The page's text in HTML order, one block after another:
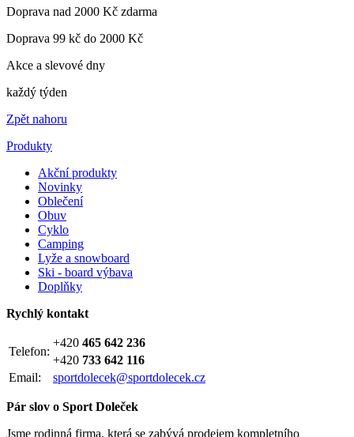
Doprava nad 2000 Kč zdarma
Doprava 99 kč do 2000 Kč
Akce a slevové dny
každý týden
Zpět nahoru
Produkty
Akční produkty
Novinky
Oblečení
Obuv
Cyklo
Camping
Lyže a snowboard
Ski - board výbava
Doplňky
Rychlý kontakt
Telefon:
+420 465 642 236
+420 733 642 116
Email:
sportdolecek@sportdolecek.cz
Pár slov o Sport Doleček
Jsme rodinná firma, která se zabývá prodejem kompletního